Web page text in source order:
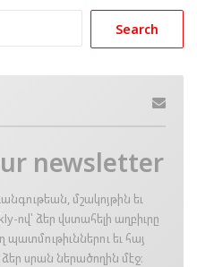
newsletter
մշակոյթին եւ
ով՝ ձեր վստահելի աղբիւրը
պատմութիւններու եւ հայ
սրան ներածողին մէջ։